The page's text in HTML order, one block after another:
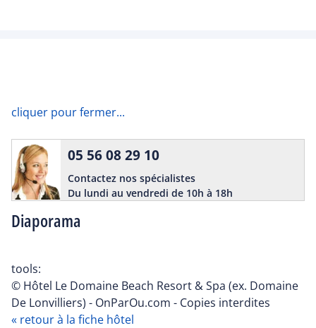
cliquer pour fermer...
Diaporama
05 56 08 29 10
Contactez nos spécialistes
Du lundi au vendredi de 10h à 18h
tools:
© Hôtel Le Domaine Beach Resort & Spa (ex. Domaine
De Lonvilliers) - OnParOu.com - Copies interdites
« retour à la fiche hôtel